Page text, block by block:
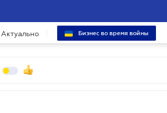
Актуально Бизнес во время войны